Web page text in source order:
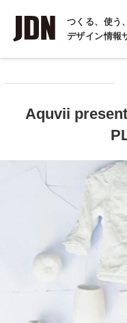
つくる、使う
デザイン情報
INTERVIEW
インタビュー
Aquvii